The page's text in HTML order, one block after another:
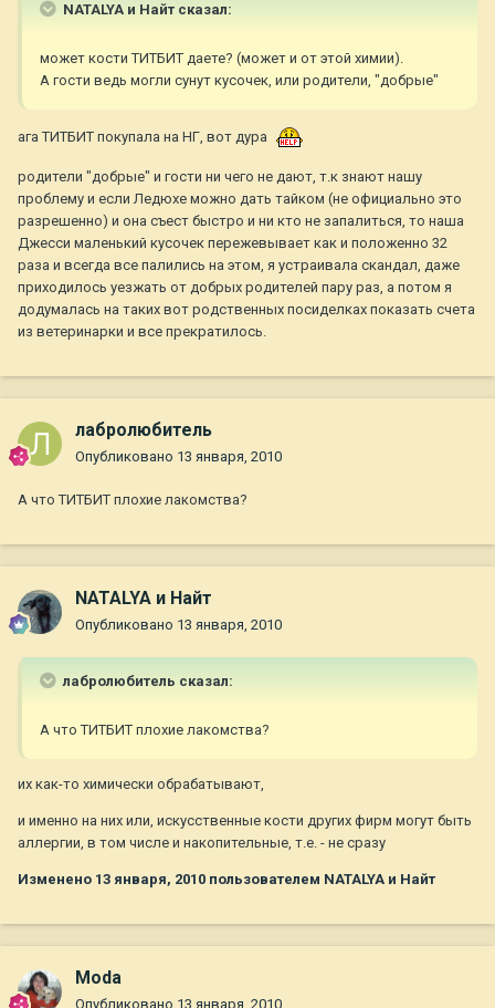
NATALYA и Найт сказал:
может кости ТИТБИТ даете? (может и от этой химии).
А гости ведь могли сунут кусочек, или родители, "добрые"
ага ТИТБИТ покупала на НГ, вот дура
родители "добрые" и гости ни чего не дают, т.к знают нашу
проблему и если Ледюхе можно дать тайком (не официально это
разрешенно) и она съест быстро и ни кто не запалиться, то наша
Джесси маленький кусочек пережевывает как и положенно 32
раза и всегда все палились на этом, я устраивала скандал, даже
приходилось уезжать от добрых родителей пару раз, а потом я
додумалась на таких вот родственных посиделках показать счета
из ветеринарки и все прекратилось.
лабролюбитель
Опубликовано 13 января, 2010
А что ТИТБИТ плохие лакомства?
NATALYA и Найт
Опубликовано 13 января, 2010
лабролюбитель сказал:
А что ТИТБИТ плохие лакомства?
их как-то химически обрабатывают,
и именно на них или, искусственные кости других фирм могут быть
аллергии, в том числе и накопительные, т.е. - не сразу
Изменено 13 января, 2010 пользователем NATALYA и Найт
Moda
Опубликовано 13 января, 2010